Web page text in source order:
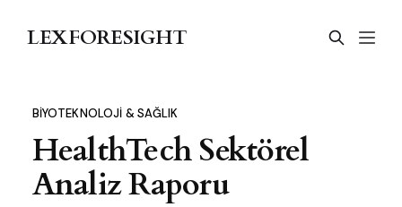
LEXFORESIGHT
BIYOTEKNOLOJI & SAĞLIK
HealthTech Sektörel
Analiz Raporu